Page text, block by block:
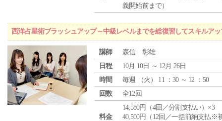
義開始前まで）
西洋占星術ブラッシュアップ～中級レベルまでを総復習してスキルア
講師
森信 彰雄
日程
10月 10日 ～ 12月 26日
時間
毎週 （火 ） 11 ：30 ～ 12 ：50
回数
全12回
料金
14,580円（4回／分割支払い）×3
40,500円（12回／一括前納支払※